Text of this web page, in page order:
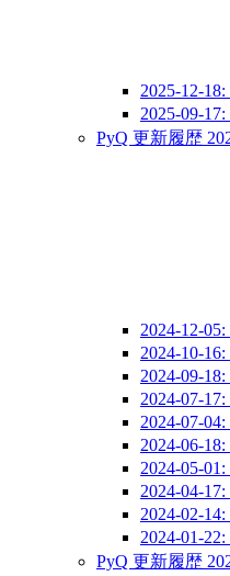
2025-12-
2025-09-
PyQ 更新履歴
2024-12-
2024-10-
2024-09-
2024-07-
2024-07-
2024-06-
2024-05-
2024-04-
2024-02-
2024-01-
PyQ 更新履歴